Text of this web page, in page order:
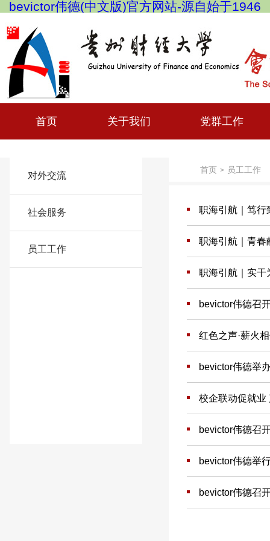
bevictor伟德(中文版)官方网站-源自始于1946
首页 关于我们 党群工作
对外交流
社会服务
员工工作
首页 > 员工工作
职海引航｜笃
职海引航｜青
职海引航｜实
bevictor伟德召
红色之声·薪火
bevictor伟德举
校企联动促就
bevictor伟德召
bevictor伟德举
bevictor伟德召